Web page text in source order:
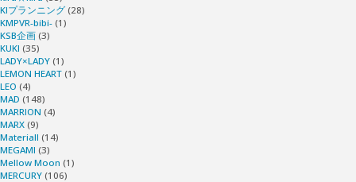
KIプランニング (28)
KMPVR-bibi- (1)
KSB企画 (3)
KUKI (35)
LADY×LADY (1)
LEMON HEART (1)
LEO (4)
MAD (148)
MARRION (4)
MARX (9)
Materiall (14)
MEGAMI (3)
Mellow Moon (1)
MERCURY (106)